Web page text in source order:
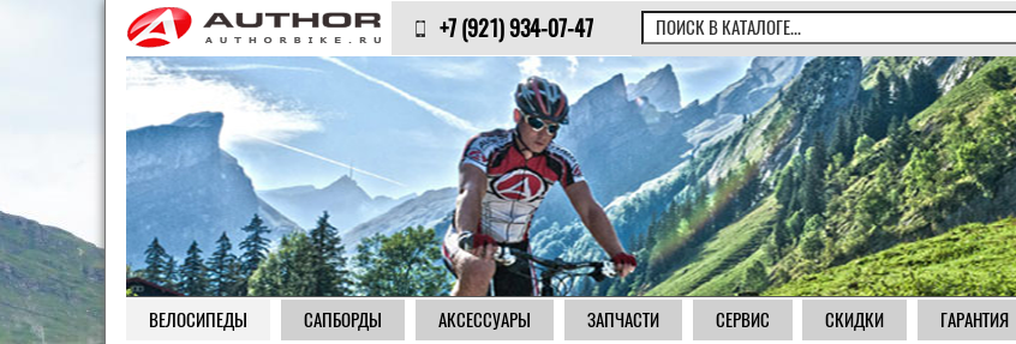
+7 (921) 934-07-47
ВЕЛОСИПЕДЫ САПБОРДЫ АКСЕССУАРЫ ЗАПЧАСТИ СЕРВИС СКИДКИ ГАРАНТИЯ